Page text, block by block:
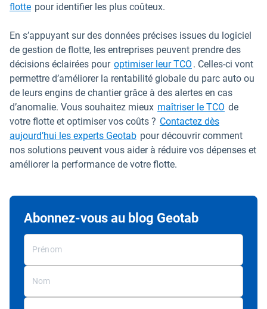
flotte pour identifier les plus coûteux.
En s’appuyant sur des données précises issues du logiciel
de gestion de flotte, les entreprises peuvent prendre des
décisions éclairées pour optimiser leur TCO . Celles-ci vont
permettre d’améliorer la rentabilité globale du parc auto ou
de leurs engins de chantier grâce à des alertes en cas
d’anomalie. Vous souhaitez mieux maîtriser le TCO de
votre flotte et optimiser vos coûts ? Contactez dès
aujourd’hui les experts Geotab pour découvrir comment
nos solutions peuvent vous aider à réduire vos dépenses et
améliorer la performance de votre flotte.
Abonnez-vous au blog Geotab